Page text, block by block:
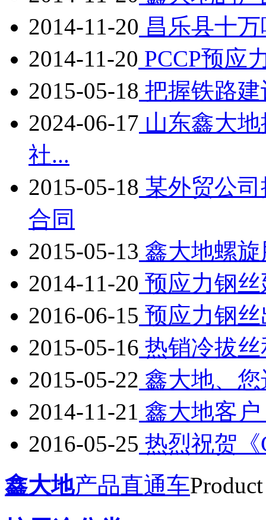
2014-11-20 昌乐县十
2014-11-20 PCCP预应
2015-05-18 把握铁路
2024-06-17 山东鑫大
社...
2015-05-18 某外贸公
合同
2015-05-13 鑫大地螺
2014-11-20 预应力钢
2016-06-15 预应力钢
2015-05-16 热销冷拔
2015-05-22 鑫大地、
2014-11-21 鑫大地客
2016-05-25 热烈祝贺《
鑫大地产品直通车